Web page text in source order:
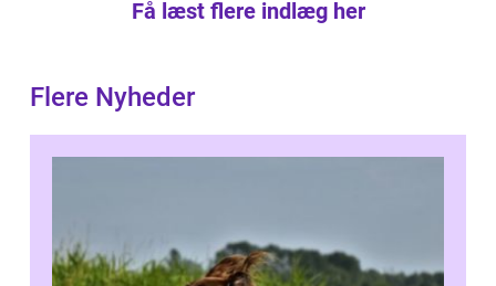
Få læst flere indlæg her
Flere Nyheder